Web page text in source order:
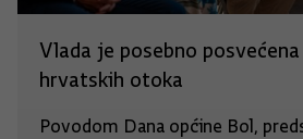
Vlada je posebno
hrvatskih otoka
Povodom Dana općine Bol,